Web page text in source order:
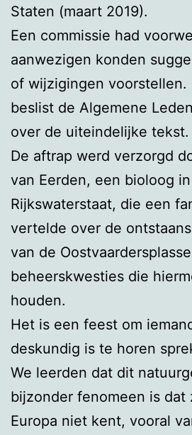
Staten (maart 2019).
Een commissie had
aanwezigen konden
of wijzigingen voorstellen.
beslist de Algemene
over de uiteindelijke tekst.
De aftrap werd verzorgd
van Eerden, een bioloog
Rijkswaterstaat, die een
vertelde over de
van de
beheerskwesties die
houden.
Het is een feest om
deskundig is te horen
We leerden dat dit
bijzonder fenomeen is dat
Europa niet kent, vooral